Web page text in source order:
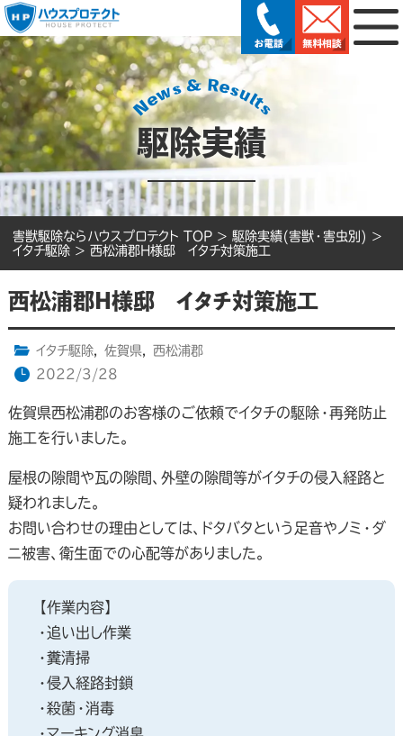
駆除実績
害獣駆除ならハウスプロテクト TOP > 駆除実績(害獣・害虫別) >
イタチ駆除 > 西松浦郡H様邸 イタチ対策施工
西松浦郡H様邸 イタチ対策施工
イタチ駆除, 佐賀県,
西松浦郡
2022/3/28
佐賀県西松浦郡のお客様のご依頼でイタチの駆除・再発防止
施工を行いました。
屋根の隙間や瓦の隙間、外壁の隙間等がイタチの侵入経路と
疑われました。
お問い合わせの理由としては、ドタバタという足音やノミ・ダ
ニ被害、衛生面での心配等がありました。
【作業内容】
・追い出し作業
・糞清掃
・侵入経路封鎖
・殺菌・消毒
・マーキング消臭